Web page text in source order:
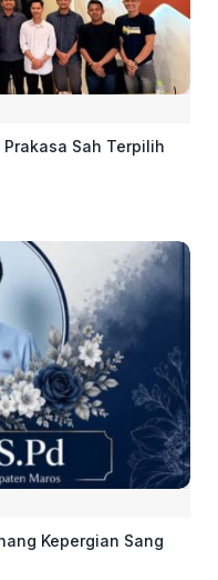
Prakasa Sah Terpilih
Kepergian Sang